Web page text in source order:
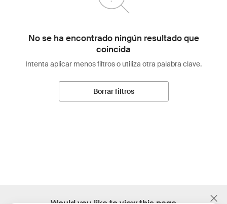
No se ha encontrado ningún resultado que
coincida
Intenta aplicar menos filtros o utiliza otra palabra clave.
Borrar filtros